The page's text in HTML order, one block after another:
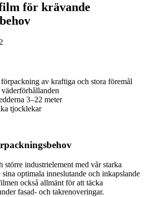
för krävande
av kraftiga och stora föremål
3–22 meter
tjocklekar
större industrielement med vår starka
optimala inneslutande och inkapslande
också allmänt för att täcka
fasad- och takrenoveringar.